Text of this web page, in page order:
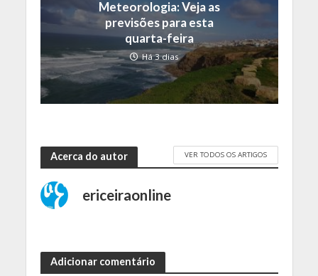
Meteorologia: Veja as
previsões para esta
quarta-feira
Há 3 dias
Acerca do autor VER TODOS OS ARTIGOS
ericeiraonline
Adicionar comentário